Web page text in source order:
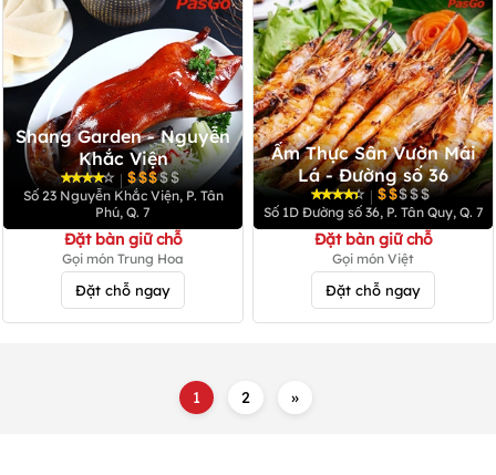
Shang Garden - Nguyễn
Khắc Viện
|
Số 23 Nguyễn Khắc Viện, P. Tân
Phú, Q. 7
Đặt bàn giữ chỗ
Gọi món Trung Hoa
Đặt chỗ ngay
Ẩm Thực Sân Vườn Mái
Lá - Đường số 36
|
Số 1D Đường số 36, P. Tân Quy, Q. 7
Đặt bàn giữ chỗ
Gọi món Việt
Đặt chỗ ngay
1 2 »